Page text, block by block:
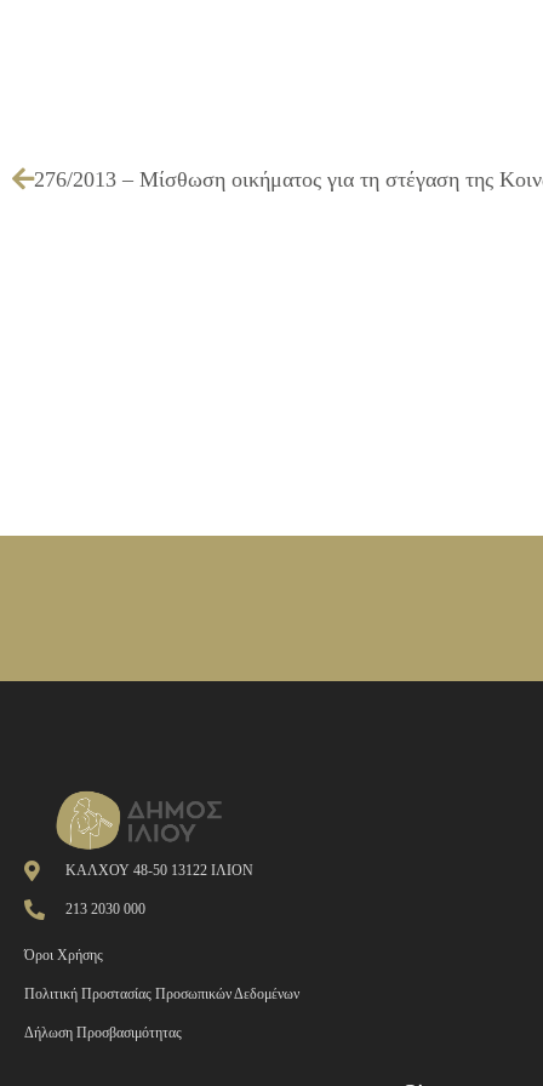
ΚΑΛΧΟΥ 48-50 13122 ΙΛΙΟΝ
213 2030 000
Όροι Χρήσης
Πολιτική Προστασίας Προσωπικών Δεδομένων
Δήλωση Προσβασιμότητας